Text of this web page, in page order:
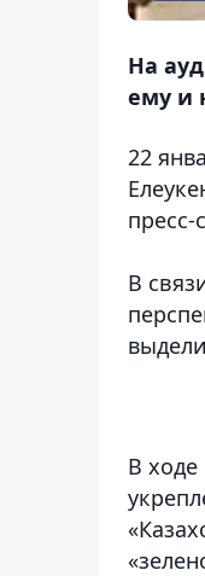
На
ему и
22
В
В ходе